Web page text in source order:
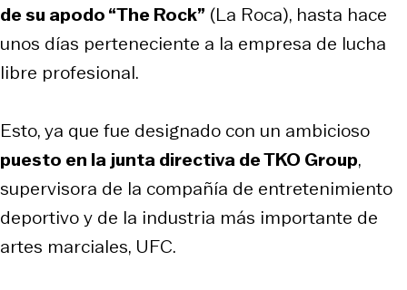
de su apodo “The Rock” (La Roca), hasta hace
unos días perteneciente a la empresa de lucha
libre profesional.
Esto, ya que fue designado con un ambicioso
puesto en la junta directiva de TKO Group,
supervisora de la compañía de entretenimiento
deportivo y de la industria más importante de
artes marciales, UFC.